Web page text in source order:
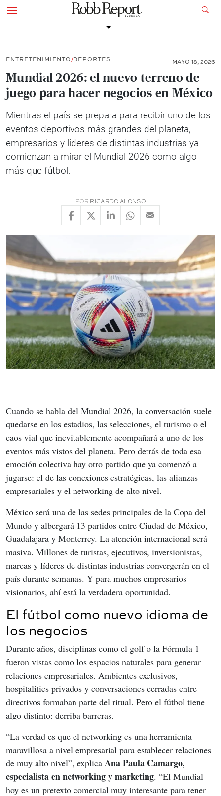
ENTRETENIMIENTO DEPORTES MAYO 18, 2026
Mundial 2026: el nuevo terreno de
juego para hacer negocios en México
Mientras el país se prepara para recibir uno de los
eventos deportivos más grandes del planeta,
empresarios y líderes de distintas industrias ya
comienzan a mirar el Mundial 2026 como algo
más que fútbol.
POR RICARDO ALONSO
Cuando se habla del Mundial 2026, la conversación suele
quedarse en los estadios, las selecciones, el turismo o el
caos vial que inevitablemente acompañará a uno de los
eventos más vistos del planeta. Pero detrás de toda esa
emoción colectiva hay otro partido que ya comenzó a
jugarse: el de las conexiones estratégicas, las alianzas
empresariales y el networking de alto nivel.
México será una de las sedes principales de la Copa del
Mundo y albergará 13 partidos entre Ciudad de México,
Guadalajara y Monterrey. La atención internacional será
masiva. Millones de turistas, ejecutivos, inversionistas,
marcas y líderes de distintas industrias convergerán en el
país durante semanas. Y para muchos empresarios
visionarios, ahí está la verdadera oportunidad.
El fútbol como nuevo idioma de
los negocios
Durante años, disciplinas como el golf o la Fórmula 1
fueron vistas como los espacios naturales para generar
relaciones empresariales. Ambientes exclusivos,
hospitalities privados y conversaciones cerradas entre
directivos formaban parte del ritual. Pero el fútbol tiene
algo distinto: derriba barreras.
“La verdad es que el networking es una herramienta
maravillosa a nivel empresarial para establecer relaciones
de muy alto nivel”, explica Ana Paula Camargo,
especialista en networking y marketing. “El Mundial
hoy es un pretexto comercial muy interesante para tener